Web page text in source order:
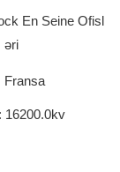
En Seine Ofisl
əri
Fransa
16200.0kv